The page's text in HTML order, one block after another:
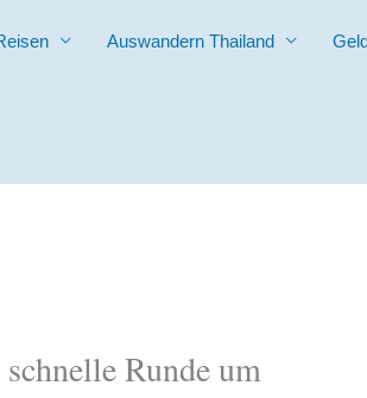
Auswandern Thailand
Runde um